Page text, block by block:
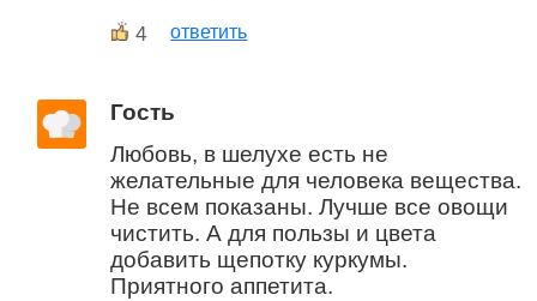
4 ответить
Гость
Любовь, в шелухе есть не
желательные для человека вещества.
Не всем показаны. Лучше все овощи
чистить. А для пользы и цвета
добавить щепотку куркумы.
Приятного аппетита.